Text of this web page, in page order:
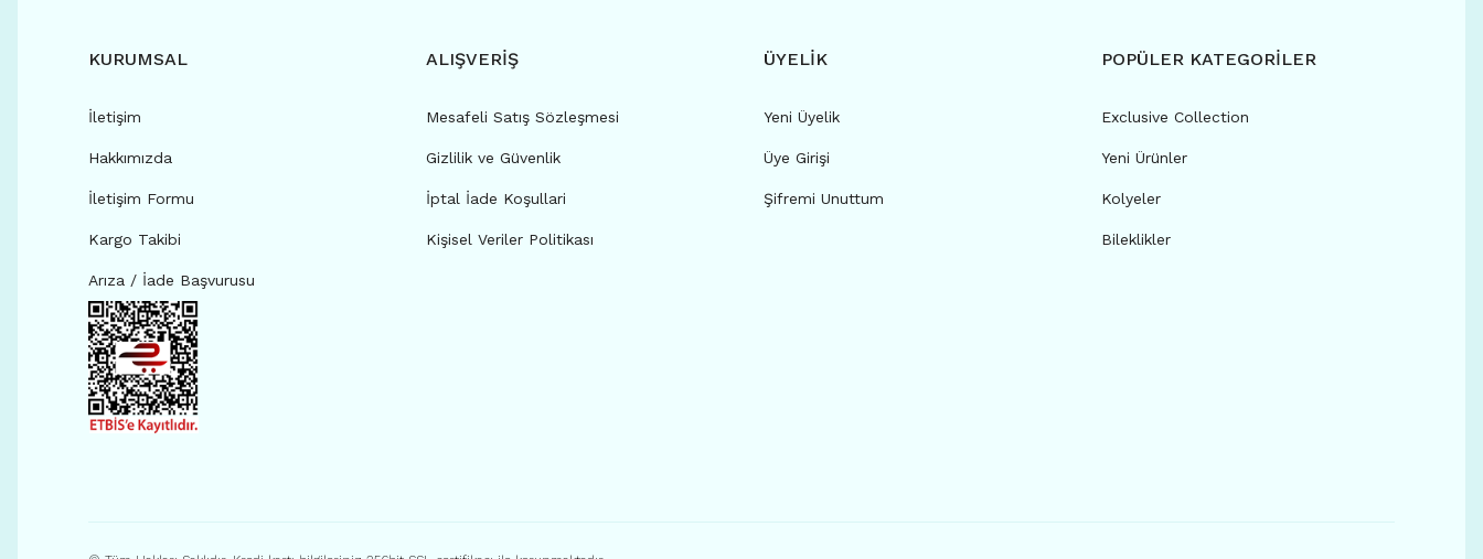
KURUMSAL
İletişim
Hakkımızda
İletişim Formu
Kargo Takibi
Arıza / İade Başvurusu
ALIŞVERİŞ
Mesafeli Satış Sözleşmesi
Gizlilik ve Güvenlik
İptal İade Koşullari
Kişisel Veriler Politikası
ÜYELİK
Yeni Üyelik
Üye Girişi
Şifremi Unuttum
POPÜLER KATEGORİLER
Exclusive Collection
Yeni Ürünler
Kolyeler
Bileklikler